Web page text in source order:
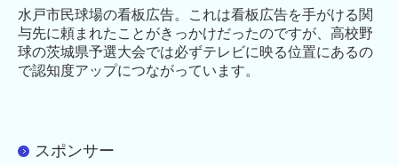
水戸市民球場の看板広告。これは看板広告を手がける関
与先に頼まれたことがきっかけだったのですが、高校野
球の茨城県予選大会では必ずテレビに映る位置にあるの
で認知度アップにつながっています。
スポンサー